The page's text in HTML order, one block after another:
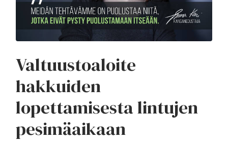
Valtuustoaloite
hakkuiden
lopettamisesta lintujen
pesimäaikaan